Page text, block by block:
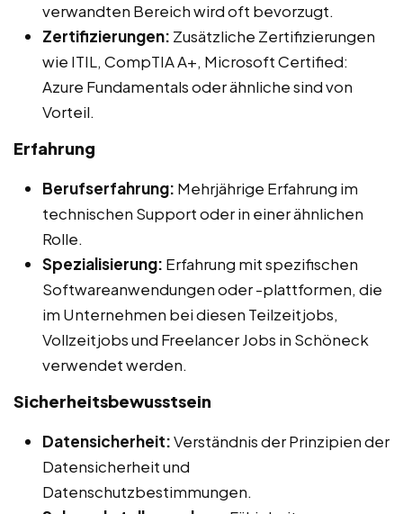
verwandten Bereich wird oft bevorzugt.
Zertifizierungen: Zusätzliche Zertifizierungen
wie ITIL, CompTIA A+, Microsoft Certified:
Azure Fundamentals oder ähnliche sind von
Vorteil.
Erfahrung
Berufserfahrung: Mehrjährige Erfahrung im
technischen Support oder in einer ähnlichen
Rolle.
Spezialisierung: Erfahrung mit spezifischen
Softwareanwendungen oder -plattformen, die
im Unternehmen bei diesen Teilzeitjobs,
Vollzeitjobs und Freelancer Jobs in Schöneck
verwendet werden.
Sicherheitsbewusstsein
Datensicherheit:Verständnis der Prinzipien der
Datensicherheit und
Datenschutzbestimmungen.